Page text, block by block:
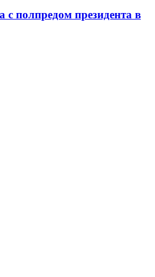
полпредом президента в